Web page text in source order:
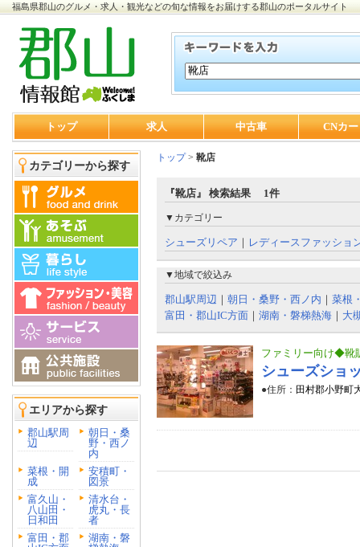
福島県郡山のグルメ・求人・観光などの旬な情報をお届けする郡山のポータルサイト
トップ 求人 中古車 CNカ
カテゴリーから探す
エリアから探す
郡山駅周
辺
朝日・桑
野・西ノ
内
菜根・開
成
安積町・
図景
富久山・
八山田・
日和田
清水台・
虎丸・長
者
富田・郡
湖南・磐
トップ> 靴店
『靴店』 検索結果 1件
▼カテゴリー
シューズリペア ｜ レディースファッショ
▼地域で絞込み
郡山駅周辺 ｜ 朝日・桑野・西ノ内 ｜ 菜根
富田・郡山IC方面 ｜ 湖南・磐梯熱海 ｜ 大
ファミリー向け◆靴
シューズショ
●住所： 田村郡小野町